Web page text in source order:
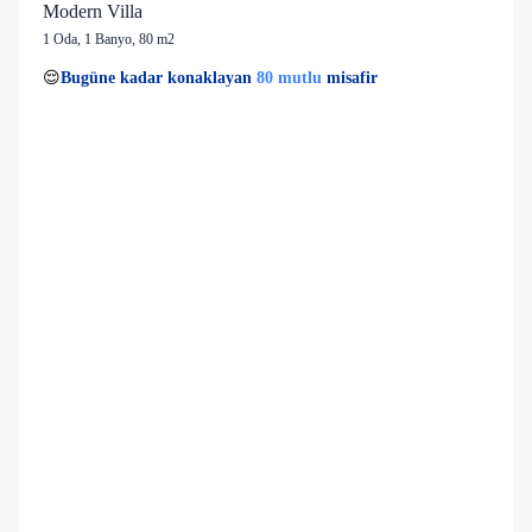
Modern Villa
1 Oda, 1 Banyo, 80 m2
👀Son 1 saatte53 kişigörüntüledi